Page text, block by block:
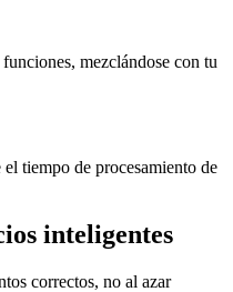
mezclándose con tu
tiempo de procesamiento de
inteligentes
correctos, no al azar